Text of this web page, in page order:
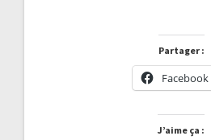
Partager :
Facebook
J’aime ça :